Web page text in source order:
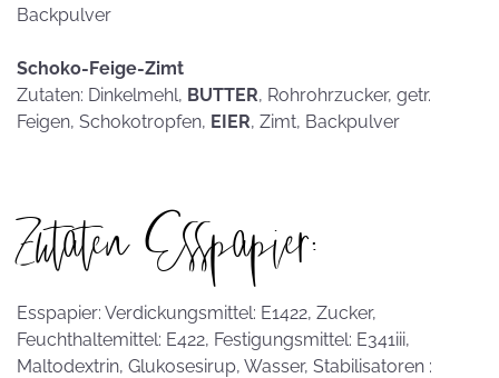
Backpulver
Schoko-Feige-Zimt
Zutaten: Dinkelmehl, BUTTER, Rohrohrzucker, getr.
Feigen, Schokotropfen, EIER, Zimt, Backpulver
Zutaten Esspapier:
Esspapier: Verdickungsmittel: E1422, Zucker,
Feuchthaltemittel: E422, Festigungsmittel: E341iii,
Maltodextrin, Glukosesirup, Wasser, Stabilisatoren :